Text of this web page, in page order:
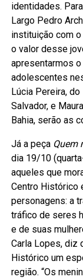
identidades.
Largo Pedro
instituição com
o valor desse
apresentarmos
adolescentes
Lúcia Pereira,
Salvador, e
Bahia, serão as
Já a peça Quem
dia 19/10
aqueles que
Centro Histórico
personagens: a
tráfico de seres
e de suas
Carla Lopes, diz
Histórico um
região. “Os